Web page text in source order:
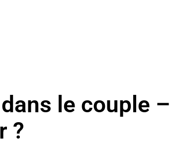
le couple
?